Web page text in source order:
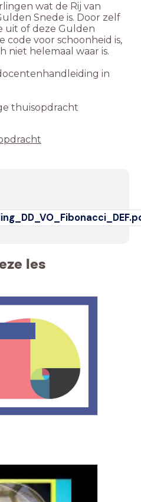
wat de Rij van
Snede is. Door zelf
uit of deze Gulden
code voor schoonheid is,
niet helemaal waar is.
in
thuisopdracht
les